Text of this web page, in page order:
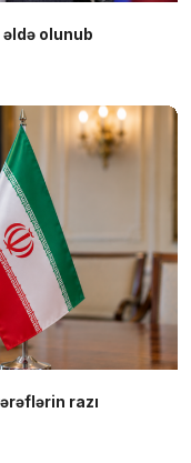
əldə olunub
razı